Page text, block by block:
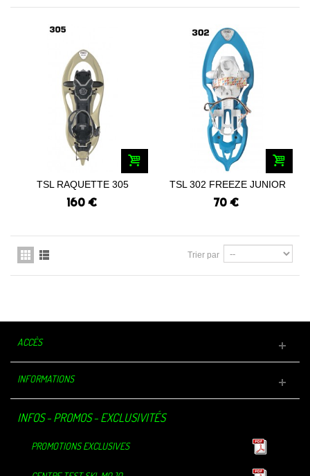
TSL RAQUETTE 305
INITIAL 2023
160 €
TSL 302 FREEZE JUNIOR
2021
70 €
Trier par
ACCÈS
INFORMATIONS
INFOS - PROMOS - EXCLUSIVITÉS
PROMOTIONS EXCLUSIVES